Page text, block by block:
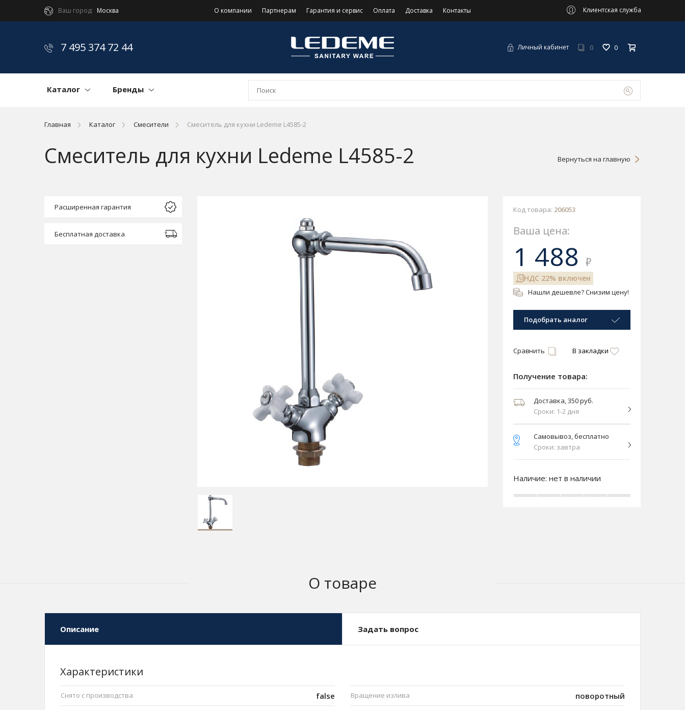
Ваш город: Москва О компании Партнерам Гарантия и сервис Оплата Доставка Контакты Клиентская служба
7 495 374 72 44 Личный кабинет 0 0
Каталог Бренды
Главная Каталог Смесители Смеситель для кухни Ledeme L4585-2
Смеситель для кухни Ledeme L4585-2 Вернуться на главную
Расширенная гарантия
Бесплатная доставка
Код товара: 206053
Ваша цена:
1 488 ₽
НДС 22% включен
Нашли дешевле? Снизим цену!
Подобрать аналог
Сравнить В закладки
Получение товара:
Доставка, 350 руб.
Сроки: 1-2 дня
Самовывоз, бесплатно
Сроки: завтра
Наличие: нет в наличии
О товаре
Описание Задать вопрос
Характеристики
Снято с производства false Вращение излива поворотный